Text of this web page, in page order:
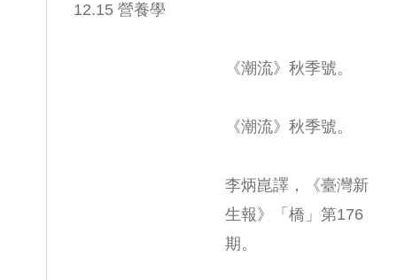
12.15 營養學
《潮流》秋季號。
《潮流》秋季號。
李炳崑譯，《臺灣新
生報》「橋」第176
期。